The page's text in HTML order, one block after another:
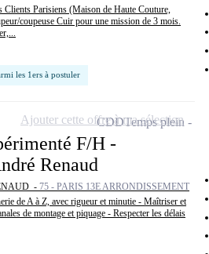
Clients Parisiens (Maison de Haute Couture,
coupeuse Cuir pour une mission de 3 mois.
les 1ers à postuler
F/H -
Renaud
- 75 - PARIS 13E ARRONDISSEMENT
de A à Z, avec rigueur et minutie - Maîtriser et
de montage et piquage - Respecter les délais
CDDTemps plein
Ajouter cette offre à ma sélection